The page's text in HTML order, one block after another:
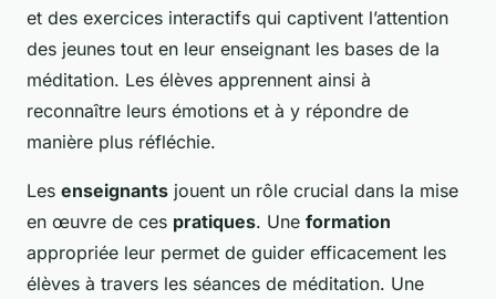
et des exercices interactifs qui captivent l’attention
des jeunes tout en leur enseignant les bases de la
méditation. Les élèves apprennent ainsi à
reconnaître leurs émotions et à y répondre de
manière plus réfléchie.
Les enseignants jouent un rôle crucial dans la mise
en œuvre de ces pratiques. Une formation
appropriée leur permet de guider efficacement les
élèves à travers les séances de méditation. Une